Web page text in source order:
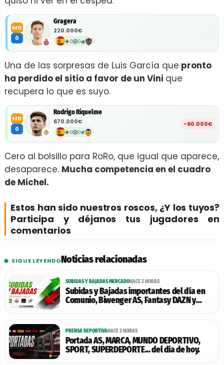
MD
0
Gragera
220.000€
0 0
Una de las sorpresas de Luis García que pronto
ha perdido el sitio a favor de un Vini que
recupera lo que es suyo.
MD
0
Rodrigo Riquelme
670.000€
0 0
-60.000€
Cero al bolsillo para RoRo, que igual que aparece,
desaparece. Mucha competencia en el cuadro
de Michel.
Estos han sido nuestros roscos, ¿Y los tuyos?
Participa y déjanos tus jugadores en
comentarios
SIGUE LEYENDONoticias relacionadas
SUBIDAS Y BAJADAS MERCADOHACE 2 HORAS
Subidas y Bajadas importantes del día en
Comunio, Biwenger AS, Fantasy DAZN y
PRENSA DEPORTIVAHACE 2 HORAS
Portada AS, MARCA, MUNDO DEPORTIVO,
SPORT, SUPERDEPORTE... del día de hoy.